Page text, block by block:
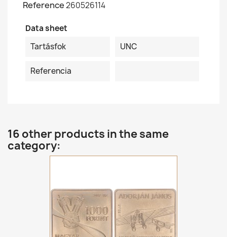
Reference260526114
Data sheet
Tartásfok
UNC
Referencia
16 other products in the same
category: